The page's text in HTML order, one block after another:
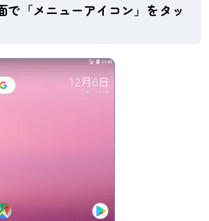
で「メニューアイコン」をタッ